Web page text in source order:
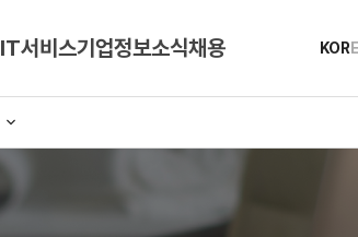
IT서비스기업정보소식채용 KOR